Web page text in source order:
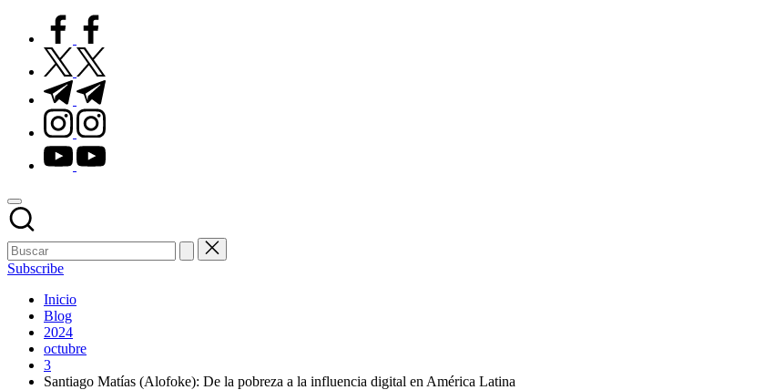
facebook.com
twitter.com
t.me
instagram.com
youtube.com
Subscribe
Inicio
Blog
2024
octubre
3
Santiago Matías (Alofoke): De la pobreza a la influencia digital en América Latina